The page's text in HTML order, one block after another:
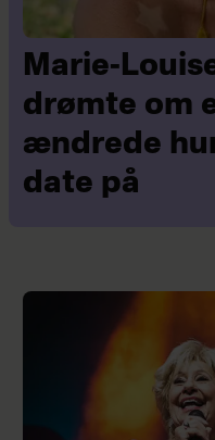
Marie-
drømte om
ændrede
date på